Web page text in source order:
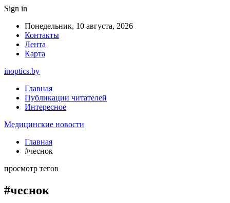
Sign in
Понедельник, 10 августа, 2026
Контакты
Лента
Карта
inoptics.by
Главная
Публикации читателей
Интересное
Медицинские новости
Главная
#чеснок
просмотр тегов
#чеснок